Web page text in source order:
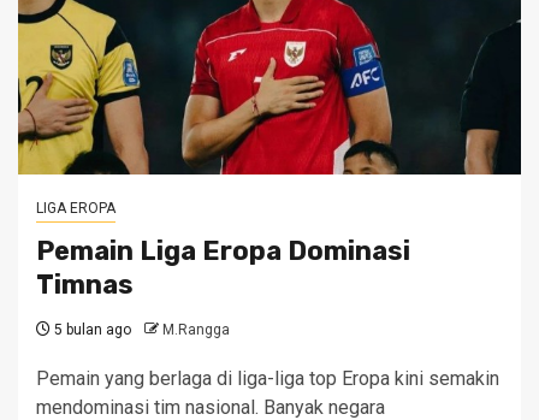
LIGA EROPA
Pemain Liga Eropa Dominasi
Timnas
5 bulan ago M.Rangga
Pemain yang berlaga di liga-liga top Eropa kini semakin
mendominasi tim nasional. Banyak negara